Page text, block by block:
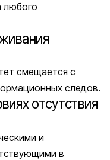
любого
смещается с
следов.
отсутствия
и
в